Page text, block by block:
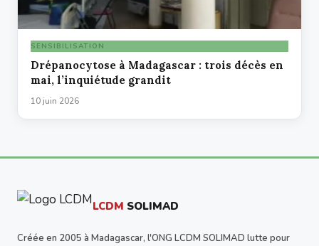
SENSIBILISATION
Drépanocytose à Madagascar : trois décès en
mai, l’inquiétude grandit
10 juin 2026
LCDM SOLIMAD
Créée en 2005 à Madagascar, l'ONG LCDM SOLIMAD lutte pour